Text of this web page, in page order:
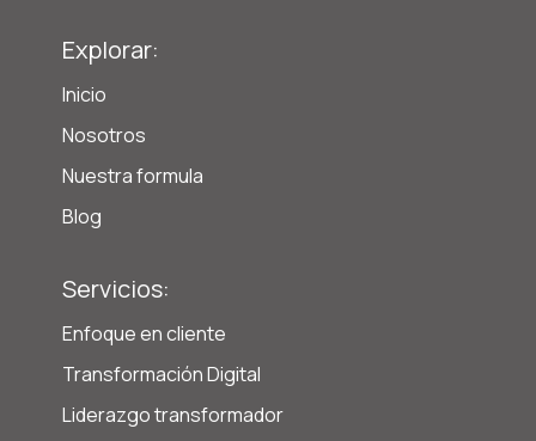
Explorar:
Inicio
Nosotros
Nuestra formula
Blog
Servicios:
Enfoque en cliente
Transformación Digital
Liderazgo transformador